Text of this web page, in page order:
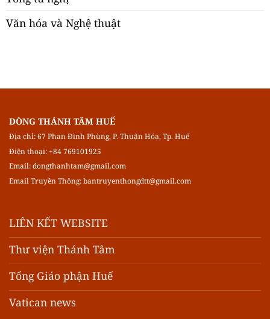
Văn hóa và Nghệ thuật
DÒNG THÁNH TÂM HUẾ
Địa chỉ: 67 Phan Đình Phùng, P. Thuận Hóa, Tp. Huế
Điện thoại: +84 769101925
Email:dongthanhtam@gmail.com
Email Truyền Thông:bantruyenthongdtt@gmail.com
LIÊN KẾT WEBSITE
Thư viện Thánh Tâm
Tổng Giáo phận Huế
Vatican news